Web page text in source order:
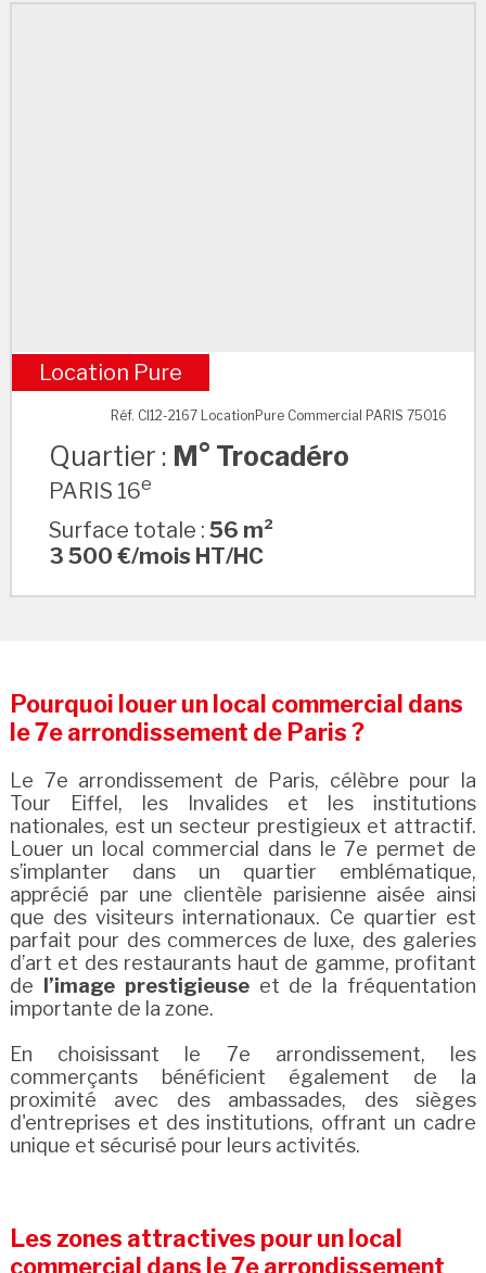
M° Trocadéro
Location Pure
Réf. CI12-2167 LocationPure Commercial PARIS 75016
Quartier : M° Trocadéro
PARIS 16e
Surface totale :56 m²
3 500 €/mois HT/HC
Pourquoi louer un local commercial dans
le 7e arrondissement de Paris ?
Le 7e arrondissement de Paris, célèbre pour la
Tour Eiffel, les Invalides et les institutions
nationales, est un secteur prestigieux et attractif.
Louer un local commercial dans le 7e permet de
s’implanter dans un quartier emblématique,
apprécié par une clientèle parisienne aisée ainsi
que des visiteurs internationaux. Ce quartier est
parfait pour des commerces de luxe, des galeries
d’art et des restaurants haut de gamme, profitant
de l’image prestigieuseet de la fréquentation
importante de la zone.
En choisissant le 7e arrondissement, les
commerçants bénéficient également de la
proximité avec des ambassades, des sièges
d'entreprises et des institutions, offrant un cadre
unique et sécurisé pour leurs activités.
Les zones attractives pour un local
commercial dans le 7e arrondissement